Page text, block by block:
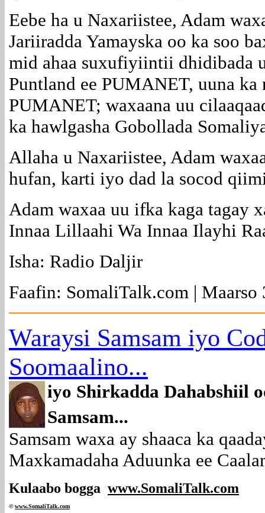
Eebe ha u Naxariistee, Adam
Jariiradda Yamayska oo ka soo
mid ahaa suxufiyiintii dhidibada
Puntland ee PUMANET, uuna ka
PUMANET; waxaana uu
ka hawlgasha Gobollada
Allaha u Naxariistee, Adam
hufan, karti iyo dad la socod
Adam waxaa uu ifka kaga tagay
Innaa Lillaahi Wa Innaa Ilayhi
Isha: Radio Daljir
Faafin: SomaliTalk.com | Maarso
Waraysi Samsam iyo
Soomaalino...
iyo Shirkadda Dahabshiil
Samsam...
Samsam waxa ay shaaca ka
Maxkamadaha Aduunka ee
Kulaabo bogga www.SomaliTalk.com
©www.SomaliTalk.com